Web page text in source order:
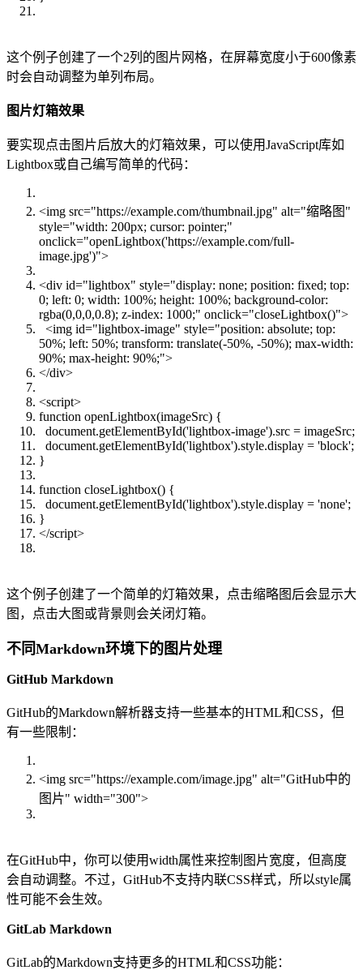
这个例子创建了一个2列的图片网格，在屏幕宽度小于600像素
时会自动调整为单列布局。
图片灯箱效果
要实现点击图片后放大的灯箱效果，可以使用JavaScript库如
Lightbox或自己编写简单的代码：
<img src="https://example.com/thumbnail.jpg" alt="缩略图"
style="width: 200px; cursor: pointer;"
onclick="openLightbox('https://example.com/full-
image.jpg')">
<div id="lightbox" style="display: none; position: fixed; top:
0; left: 0; width: 100%; height: 100%; background-color:
rgba(0,0,0,0.8); z-index: 1000;" onclick="closeLightbox()">
<img id="lightbox-image" style="position: absolute; top:
50%; left: 50%; transform: translate(-50%, -50%); max-width:
90%; max-height: 90%;">
</div>
<script>
function openLightbox(imageSrc) {
document.getElementById('lightbox-image').src = imageSrc;
document.getElementById('lightbox').style.display = 'block';
}
function closeLightbox() {
document.getElementById('lightbox').style.display = 'none';
}
</script>
这个例子创建了一个简单的灯箱效果，点击缩略图后会显示大
图，点击大图或背景则会关闭灯箱。
不同Markdown环境下的图片处理
GitHub Markdown
GitHub的Markdown解析器支持一些基本的HTML和CSS，但
有一些限制：
<img src="https://example.com/image.jpg" alt="GitHub中的
图片" width="300">
在GitHub中，你可以使用width属性来控制图片宽度，但高度
会自动调整。不过，GitHub不支持内联CSS样式，所以style属
性可能不会生效。
GitLab Markdown
GitLab的Markdown支持更多的HTML和CSS功能：